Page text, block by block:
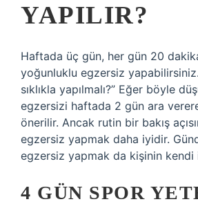
YAPILIR?
Haftada üç gün, her gün 20
yoğunluklu egzersiz
sıklıkla yapılmalı?” Eğer böyle
egzersizi haftada 2 gün ara
önerilir. Ancak rutin bir bakış
egzersiz yapmak daha iyidir.
egzersiz yapmak da kişinin kendi
4 GÜN SPOR